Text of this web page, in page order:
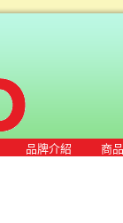
品牌介紹 商